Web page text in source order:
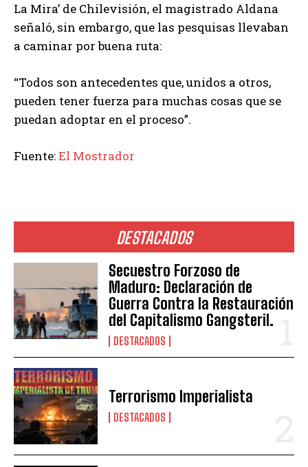
DESTACADOS
Secuestro Forzoso de
Maduro: Declaración de
Guerra Contra la Restauración
del Capitalismo Gangsteril.
DESTACADOS
Terrorismo Imperialista
DESTACADOS
La Mira’ de Chilevisión, el magistrado Aldana
señaló, sin embargo, que las pesquisas llevaban
a caminar por buena ruta:
“Todos son antecedentes que, unidos a otros,
pueden tener fuerza para muchas cosas que se
puedan adoptar en el proceso”.
Fuente:El Mostrador